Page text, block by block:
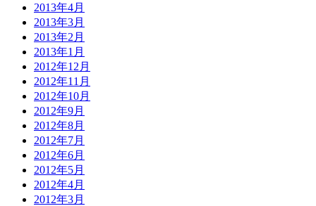
2013年4月
2013年3月
2013年2月
2013年1月
2012年12月
2012年11月
2012年10月
2012年9月
2012年8月
2012年7月
2012年6月
2012年5月
2012年4月
2012年3月